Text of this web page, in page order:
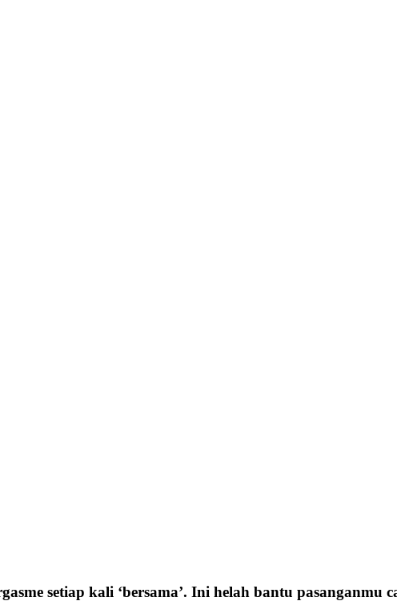
setiap kali ‘bersama’. Ini helah bantu pasanganmu